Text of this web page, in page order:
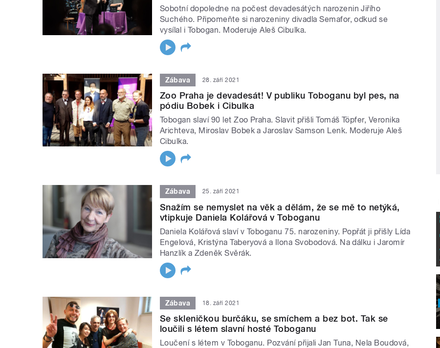
Sobotní dopoledne na počest devadesátých narozenin Jiřího
Suchého. Připomeňte si narozeniny divadla Semafor, odkud se
vysílal i Tobogan. Moderuje Aleš Cibulka.
Zábava 28. září 2021
Zoo Praha je devadesát! V publiku Toboganu byl pes, na
pódiu Bobek i Cibulka
Tobogan slaví 90 let Zoo Praha. Slavit přišli Tomáš Töpfer, Veronika
Arichteva, Miroslav Bobek a Jaroslav Samson Lenk. Moderuje Aleš
Cibulka.
Zábava 25. září 2021
Snažím se nemyslet na věk a dělám, že se mě to netýká,
vtipkuje Daniela Kolářová v Toboganu
Daniela Kolářová slaví v Toboganu 75. narozeniny. Popřát ji přišly Lída
Engelová, Kristýna Taberyová a Ilona Svobodová. Na dálku i Jaromír
Hanzlík a Zdeněk Svěrák.
Zábava 18. září 2021
Se skleničkou burčáku, se smíchem a bez bot. Tak se
loučili s létem slavní hosté Toboganu
Loučení s létem v Toboganu. Pozvání přijali Jan Tuna, Nela Boudová,